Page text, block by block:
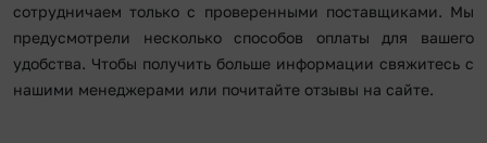
сотрудничаем только с проверенными поставщиками. Мы
предусмотрели несколько способов оплаты для вашего
удобства. Чтобы получить больше информации свяжитесь с
нашими менеджерами или почитайте отзывы на сайте.